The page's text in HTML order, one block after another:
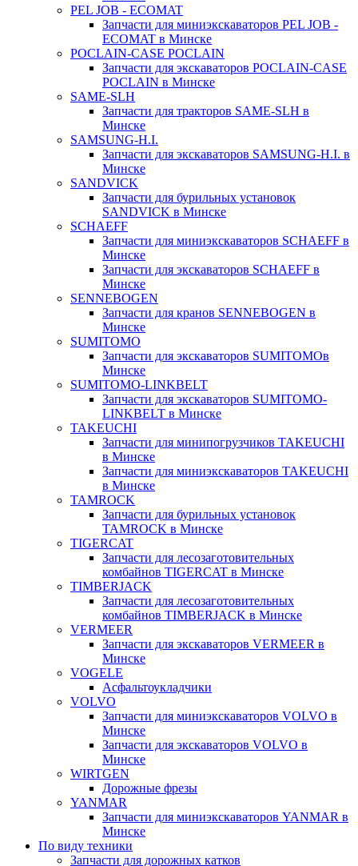
PEL JOB - ECOMAT
Запчасти для миниэкскаваторов PEL JOB -
ECOMAT в Минске
POCLAIN-CASE POCLAIN
Запчасти для экскаваторов POCLAIN-CASE
POCLAIN в Минске
SAME-SLH
Запчасти для тракторов SAME-SLH в
Минске
SAMSUNG-H.I.
Запчасти для экскаваторов SAMSUNG-H.I. в
Минске
SANDVICK
Запчасти для бурильных установок
SANDVICK в Минске
SCHAEFF
Запчасти для миниэкскаваторов SCHAEFF в
Минске
Запчасти для экскаваторов SCHAEFF в
Минске
SENNEBOGEN
Запчасти для кранов SENNEBOGEN в
Минске
SUMITOMO
Запчасти для экскаваторов SUMITOMOв
Минске
SUMITOMO-LINKBELT
Запчасти для экскаваторов SUMITOMO-
LINKBELT в Минске
TAKEUCHI
Запчасти для минипогрузчиков TAKEUCHI
в Минске
Запчасти для миниэкскаваторов TAKEUCHI
в Минске
TAMROCK
Запчасти для бурильных установок
TAMROCK в Минске
TIGERCAT
Запчасти для лесозаготовительных
комбайнов TIGERCAT в Минске
TIMBERJACK
Запчасти для лесозаготовительных
комбайнов TIMBERJACK в Минске
VERMEER
Запчасти для экскаваторов VERMEER в
Минске
VOGELE
Асфальтоукладчики
VOLVO
Запчасти для миниэкскаваторов VOLVO в
Минске
Запчасти для экскаваторов VOLVO в
Минске
WIRTGEN
Дорожные фрезы
YANMAR
Запчасти для миниэкскаваторов YANMAR в
Минске
По виду техники
Запчасти для дорожных катков